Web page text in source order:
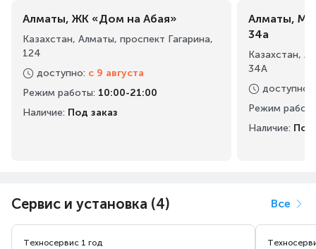
Алматы, ЖК «Дом на Абая»
Казахстан, Алматы, проспект Гагарина,
124
доступно: с 9 августа
Режим работы: 10:00-21:00
Наличие: Под заказ
Алматы,
34а
Казахстан,
34А
доступно
Режим
Наличие: Под
Сервис и установка (4) Все
Техносервис 1 год